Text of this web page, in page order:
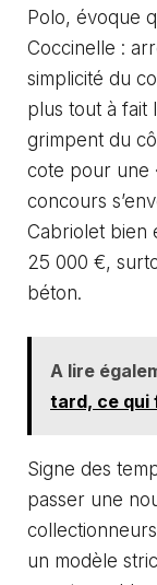
Polo, évoque
Coccinelle :
simplicité du
plus tout à fait
grimpent du
cote pour une
concours
Cabriolet bien
25 000 €,
béton.
A lire
tard, ce qui
Signe des
passer une
un modèle